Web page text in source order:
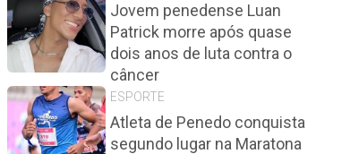
Jovem penedense Luan
Patrick morre após quase
dois anos de luta contra o
câncer
ESPORTE
Atleta de Penedo conquista
segundo lugar na Maratona